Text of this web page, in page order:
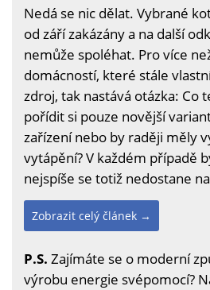
Nedá se nic dělat. Vybrané
od září zakázány a na další
nemůže spoléhat. Pro více
domácností, které stále
zdroj, tak nastává otázka: Co
pořídit si pouze novější
zařízení nebo by raději měly
vytápění? V každém případě
nejspíše se totiž nedostane
Zobrazit celý článek →
P.S. Zajímáte se o moderní
výrobu energie svépomocí?